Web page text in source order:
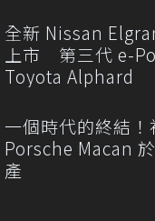
全新 Nissan
上市 第三代 e-
Toyota Alphard
一個時代的終結！
Porsche Macan
產